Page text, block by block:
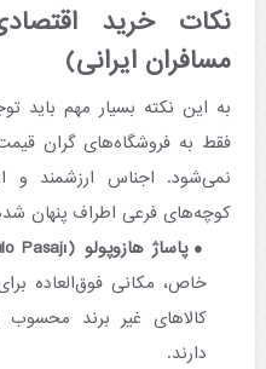
نکات خرید
مسافران ایرانی)
به این نکته بسیار مهم باید
فقط به فروشگاه‌های گران
نمی‌شود. اجناس ارزشمند و
کوچه‌های فرعی اطراف پنهان
پاساژ هازوپولو (Hazzopulo Pasajı):
خاص، مکانی فوق‌العاده
کالاهای غیر برند
دارند.